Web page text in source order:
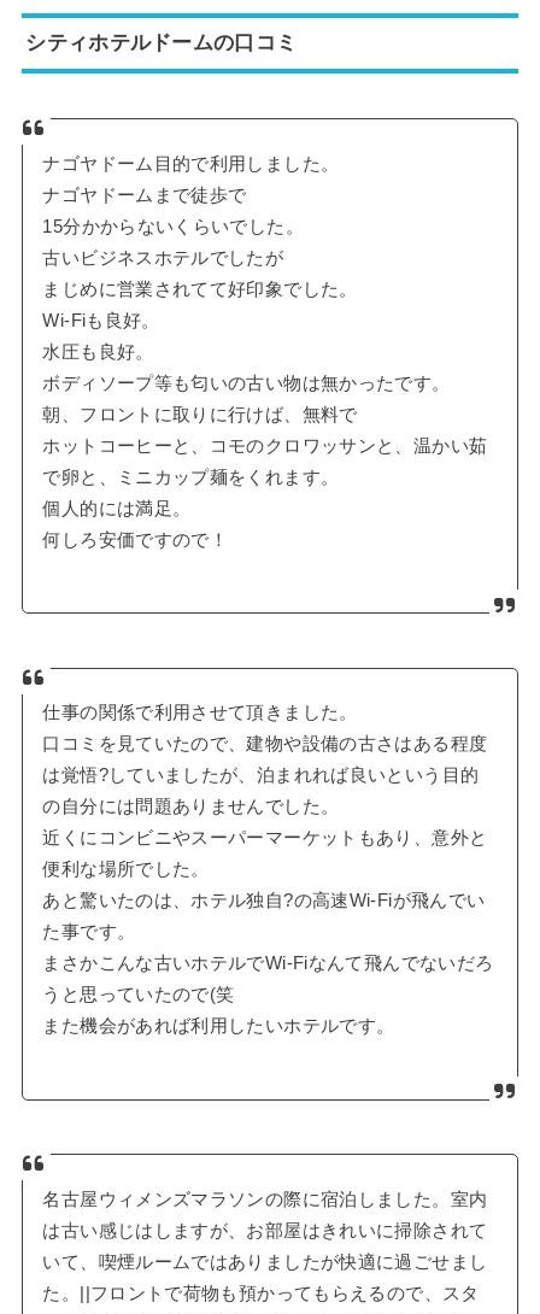
シティホテルドームの口コミ
ナゴヤドーム目的で利用しました。
ナゴヤドームまで徒歩で
15分かからないくらいでした。
古いビジネスホテルでしたが
まじめに営業されてて好印象でした。
Wi-Fiも良好。
水圧も良好。
ボディソープ等も匂いの古い物は無かったです。
朝、フロントに取りに行けば、無料で
ホットコーヒーと、コモのクロワッサンと、温かい茹
で卵と、ミニカップ麺をくれます。
個人的には満足。
何しろ安価ですので！
仕事の関係で利用させて頂きました。
口コミを見ていたので、建物や設備の古さはある程度
は覚悟?していましたが、泊まれれば良いという目的
の自分には問題ありませんでした。
近くにコンビニやスーパーマーケットもあり、意外と
便利な場所でした。
あと驚いたのは、ホテル独自?の高速Wi-Fiが飛んでい
た事です。
まさかこんな古いホテルでWi-Fiなんて飛んでないだろ
うと思っていたので(笑
また機会があれば利用したいホテルです。
名古屋ウィメンズマラソンの際に宿泊しました。室内
は古い感じはしますが、お部屋はきれいに掃除されて
いて、喫煙ルームではありましたが快適に過ごせまし
た。||フロントで荷物も預かってもらえるので、スタ